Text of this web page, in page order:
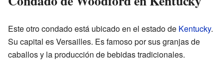
Este otro condado está ubicado en el estado de Kentucky.
Su capital es Versailles. Es famoso por sus granjas de
caballos y la producción de bebidas tradicionales.